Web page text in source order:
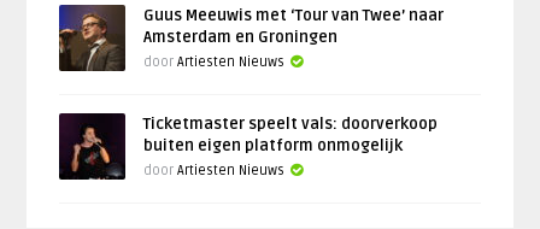
Guus Meeuwis met ‘Tour van Twee’ naar
Amsterdam en Groningen
doorArtiesten Nieuws
Ticketmaster speelt vals: doorverkoop
buiten eigen platform onmogelijk
doorArtiesten Nieuws